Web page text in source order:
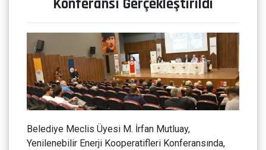
Konferansı Gerçekleştirildi
Belediye Meclis Üyesi M. İrfan Mutluay,
Yenilenebilir Enerji Kooperatifleri Konferansında,